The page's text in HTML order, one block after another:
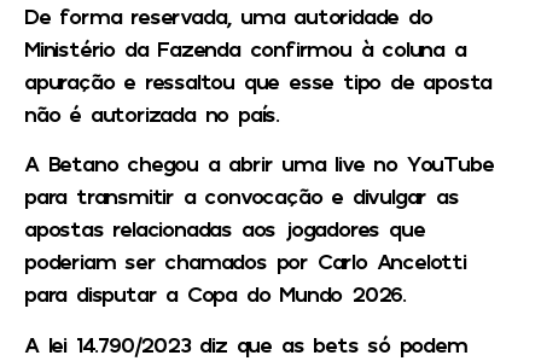
De forma reservada, uma autoridade do
Ministério da Fazenda confirmou à coluna a
apuração e ressaltou que esse tipo de aposta
não é autorizada no país.
A Betano chegou a abrir uma live no YouTube
para transmitir a convocação e divulgar as
apostas relacionadas aos jogadores que
poderiam ser chamados por Carlo Ancelotti
para disputar a Copa do Mundo 2026.
A lei 14.790/2023 diz que as bets só podem